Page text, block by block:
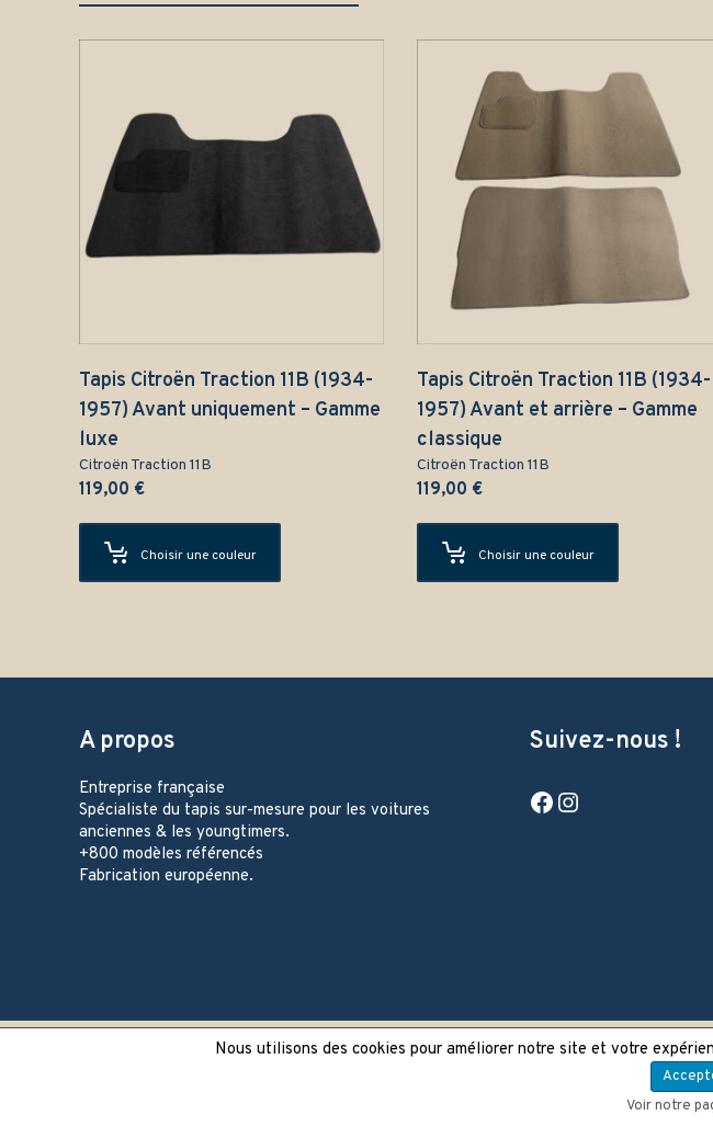
Tapis Citroën Traction 11B (1934-
1957) Avant uniquement – Gamme
luxe
Citroën Traction 11B
119,00 €
Choisir une couleur
Tapis Citroën Traction 11B (1934-
1957) Avant et arrière – Gamme
classique
Citroën Traction 11B
119,00 €
Choisir une couleur
A propos
Entreprise française
Spécialiste du tapis sur-mesure pour les voitures
anciennes & les youngtimers.
+800 modèles référencés
Fabrication européenne.
Suivez-nous !
Facebook
Nous utilisons des cookies pour améliorer notre site et votre
Voir notre